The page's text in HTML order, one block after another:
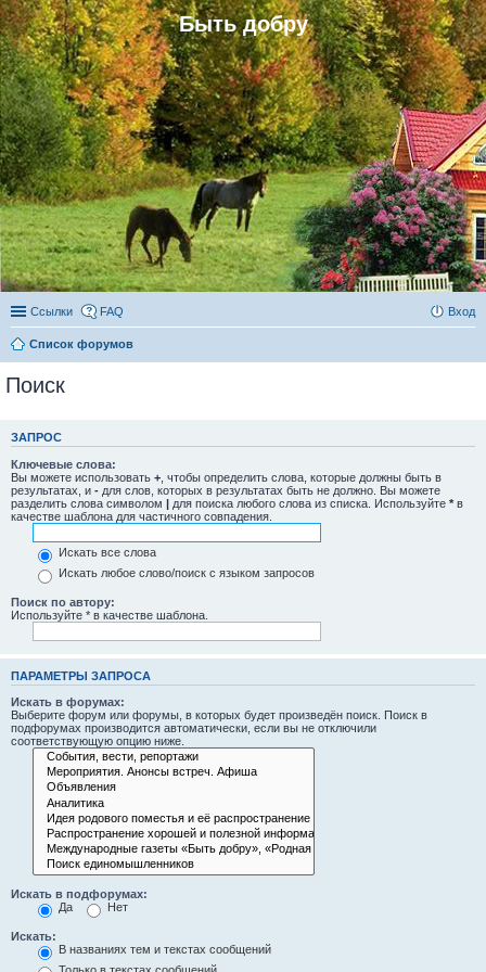
Быть добру
Ссылки FAQ Вход
Список форумов
Поиск
ЗАПРОС
Ключевые слова:
Вы можете использовать + , чтобы определить слова, которые должны быть в
результатах, и - для слов, которых в результатах быть не должно. Вы можете
разделить слова символом | для поиска любого слова из списка. Используйте * в
качестве шаблона для частичного совпадения.
Искать все слова
Искать любое слово/поиск с языком запросов
Поиск по автору:
Используйте * в качестве шаблона.
ПАРАМЕТРЫ ЗАПРОСА
Искать в форумах:
Выберите форум или форумы, в которых будет произведён поиск. Поиск в
подфорумах производится автоматически, если вы не отключили
соответствующую опцию ниже.
Искать в подфорумах:
Да
Нет
Искать:
В названиях тем и текстах сообщений